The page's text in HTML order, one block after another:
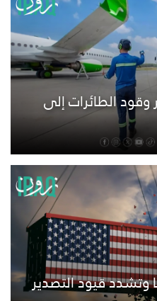
الطائرات إلى
وتشدد قيود التصدير